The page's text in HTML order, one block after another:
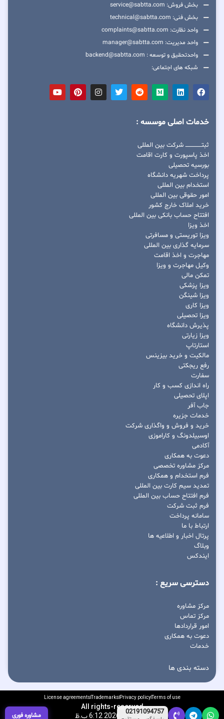
بخش فروش: service@sabtta.com
بخش فنی: technical@sabtta.com
واحد نظارت: complaints@sabtta.com
واحد مدیریت: manager@sabtta.com
واحدتحقیق و توسعه : backend@sabtta.com
شبکه های اجتماعی:
خدمات اصلی موسسه :
ثبتــــــــــــــــ شرکت بین المللی
اخذ پاسپورت و کارت اقامت
بورسیه تحصیلی
پرداخت شهریه دانشگاه
استخدام بین المللی
امور حقوقی بین المللی
خرید املاک خارج کشور
افتتاح حساب بانکی بین المللی
اخذ ویزا
ویزا توریستی و مسافرتی
سرمایه گذاری بین المللی
مهاجرت و اخذ اقامت
وکیل مهاجرت و ویزا
تمکن مالی
ویزا پزشکی
ویزا شینگن
ویزا کاری
ویزا تحصیلی
پذیرش دانشگاه
ویزا زیارتی
استارتاپ
مالکیت و خرید بیزینس
رفع ریجکتی
سفارت
راه اندازی کسب و کار
اپلای تحصیلی
جاب آفر
خدمات جزیره
خرید و فروش و واگذاری شرکت
اوسبیلدونگ و کاراموزی
آکادمی
دعوت به همکاری
مرکز مشاوره تخصصی
فرم استخدام و همکاری
تمدید سیم کارت بین المللی
فرم افتتاح حساب بین المللی
فرم ثبت شرکت
سامانه پرداخت
ارتباط با ما
پرتال اخبار و اطلاعیه ها
وبلاگ
ایندکس
دسترسی سریع :
مرکز مشاوره
مرکز تماس
امور قراردادها
دعوت به همکاری
خدمات
دسته بندی ها
Terms of use
Privacy policy
Trademarks
License agreements
All rights-reserved
آگوست 9, 2026 6:12 ب.ظ
02191094757 مشاوره فوری